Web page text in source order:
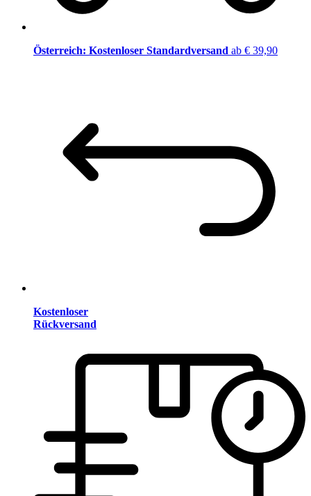
Österreich: Kostenloser Standardversand ab € 39,90
Kostenloser
Rückversand